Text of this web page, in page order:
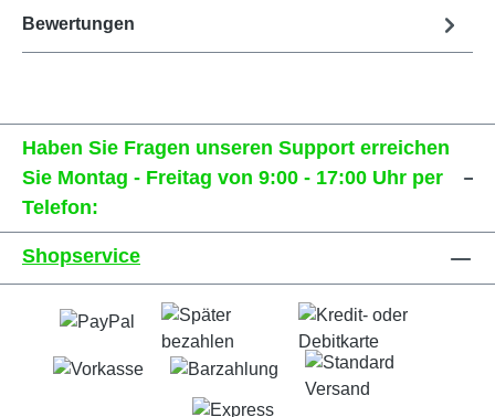
Bewertungen
Haben Sie Fragen unseren Support erreichen
Sie Montag - Freitag von 9:00 - 17:00 Uhr per
Telefon:
Shopservice